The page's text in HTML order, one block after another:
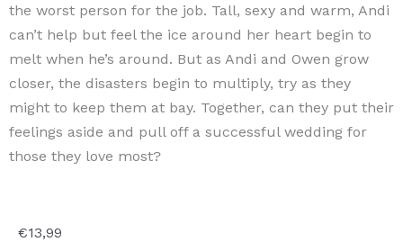
the worst person for the job. Tall, sexy and warm, Andi
can’t help but feel the ice around her heart begin to
melt when he’s around. But as Andi and Owen grow
closer, the disasters begin to multiply, try as they
might to keep them at bay. Together, can they put their
feelings aside and pull off a successful wedding for
those they love most?
€13,99